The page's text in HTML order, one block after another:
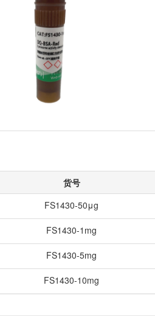
货号
FS1430-50μg
FS1430-1mg
FS1430-5mg
FS1430-10mg